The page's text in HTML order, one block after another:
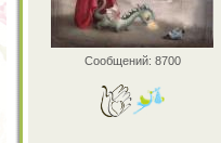
Сообщений: 8700